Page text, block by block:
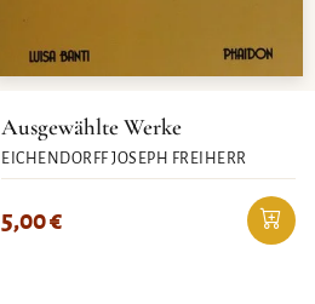
Ausgewählte Werke
EICHENDORFF JOSEPH FREIHERR
5,00€